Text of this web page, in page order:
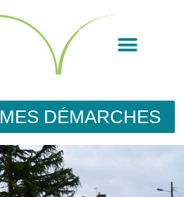
MES DÉMARCHES